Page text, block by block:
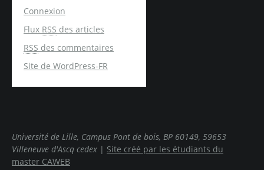
Connexion
Flux RSS des articles
RSS des commentaires
Site de WordPress-FR
Université de Lille, Campus Pont de bois, BP 60149, 59653
Villeneuve d'Ascq cedex | Site créé par les étudiants du
master CAWEB